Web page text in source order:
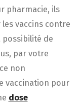
pharmacie, ils
vaccins contre
possibilité de
par votre
non
vaccination pour
dose